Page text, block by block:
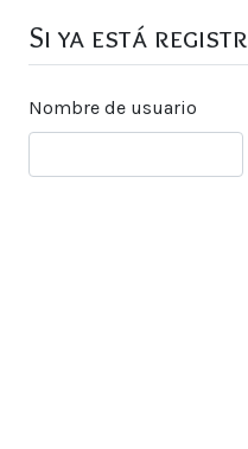
Si ya está
Nombre de usuario